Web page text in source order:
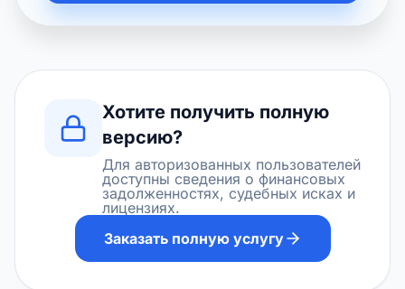
Хотите получить полную
версию?
Для авторизованных пользователей
доступны сведения о финансовых
задолженностях, судебных исках и
лицензиях.
Заказать полную услугу